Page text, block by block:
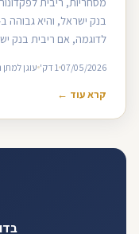
לדוגמה, אם ריבית בנק
07/05/2026 1 דק' עוגן למתן
קרא עוד ←